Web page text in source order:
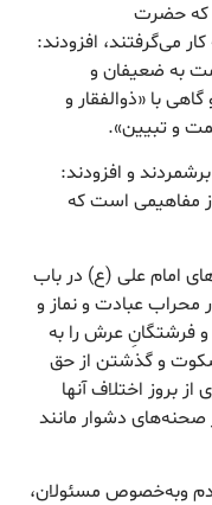
که حضرت
می‌گرفتند، افزودند:
به ضعیفان و
با «ذوالفقار و
و تبیین».
و افزودند:
مفاهیمی است که
امام علی (ع) در باب
محراب عبادت و نماز و
فرشتگانِ عرش را به
و گذشتن از حق
بروز اختلاف آنها
عملی می‌کرد و گاه، با سینه سپر کردن در صحنه‌‎های دشوار مانند
وبه‌خصوص مسئولان،